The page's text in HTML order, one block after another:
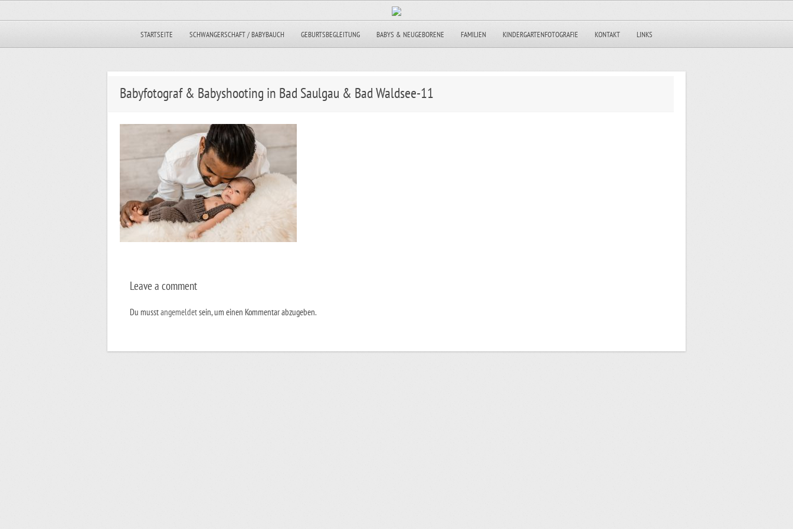
STARTSEITE SCHWANGERSCHAFT / BABYBAUCH GEBURTSBEGLEITUNG BABYS & NEUGEBORENE FAMILIEN KINDERGARTENFOTOGRAFIE KONTAKT LINKS
Babyfotograf & Babyshooting in Bad Saulgau & Bad Waldsee-11
Leave a comment
Du musstangemeldetsein, um einen Kommentar abzugeben.